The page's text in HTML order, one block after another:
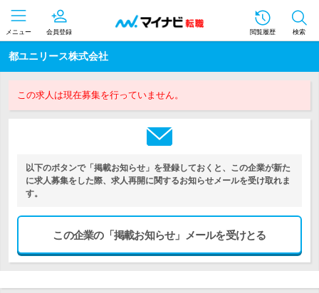
メニュー 会員登録 閲覧履歴 検索
都ユニリース株式会社
この求人は現在募集を行っていません。
以下のボタンで「掲載お知らせ」を登録しておくと、この企業が新た
に求人募集をした際、求人再開に関するお知らせメールを受け取れま
す。
この企業の「掲載お知らせ」メールを受けとる